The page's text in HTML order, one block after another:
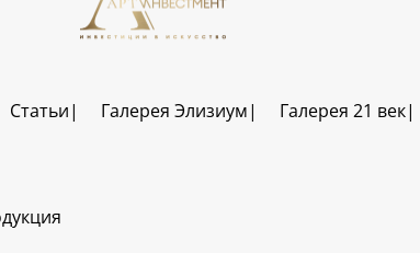
Статьи Галерея Элизиум Галерея 21 век